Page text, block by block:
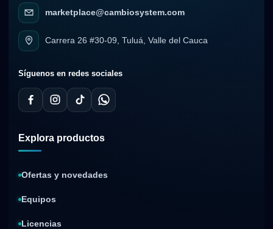
marketplace@cambiosystem.com
Carrera 26 #30-09, Tuluá, Valle del Cauca
Síguenos en redes sociales
Explora productos
Ofertas y novedades
Equipos
Licencias